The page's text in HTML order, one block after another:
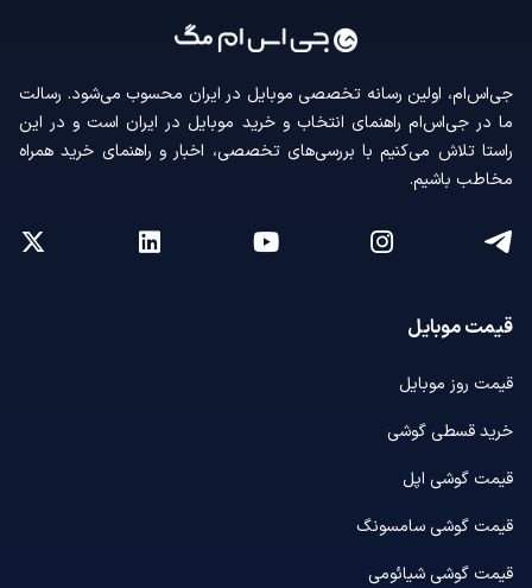
جی‌اس‌ام، اولین رسانه‌ تخصصی موبایل در ایران محسوب می‌شود. رسالت
ما در جی‌اس‌ام راهنمای انتخاب و خرید موبایل در ایران است و در این
راستا تلاش می‌کنیم با بررسی‌های تخصصی، اخبار و راهنمای خرید همراه
مخاطب باشیم.
قیمت موبایل
قیمت روز موبایل
خرید قسطی گوشی
قیمت گوشی اپل
قیمت گوشی سامسونگ
قیمت گوشی شیائومی